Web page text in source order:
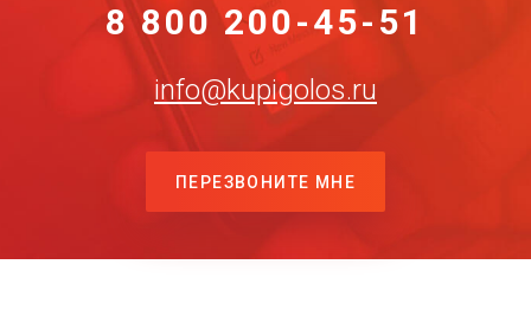
8 800 200-45-51
info@kupigolos.ru
ПЕРЕЗВОНИТЕ МНЕ